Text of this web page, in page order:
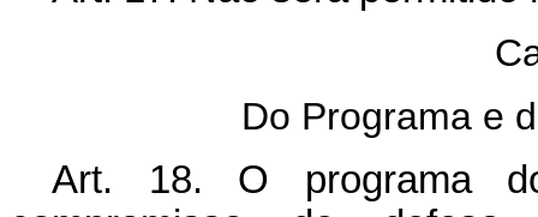
Do Programa e
Art. 18. O programa